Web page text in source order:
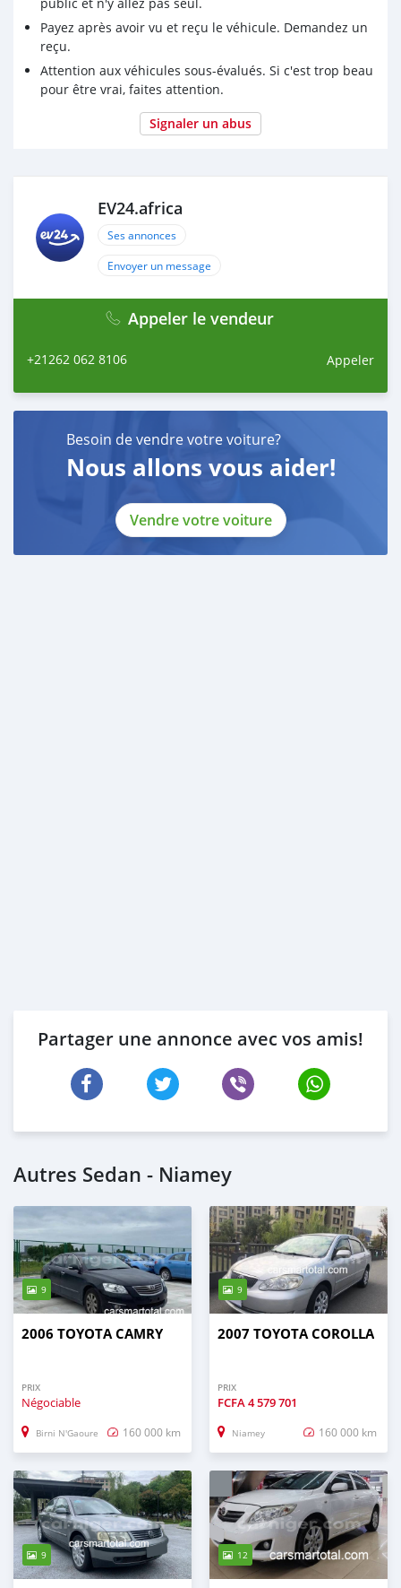
public et n'y allez pas seul.
Payez après avoir vu et reçu le véhicule. Demandez un
reçu.
Attention aux véhicules sous-évalués. Si c'est trop beau
pour être vrai, faites attention.
Signaler un abus
EV24.africa
Ses annonces
Envoyer un message
Appeler le vendeur
+21262 062 8106 Appeler
Besoin de vendre votre voiture?
Nous allons vous aider!
Vendre votre voiture
Partager une annonce avec vos amis!
Autres Sedan - Niamey
9
2006 TOYOTA CAMRY
PRIX
Négociable
Birni N'Gaoure 160 000 km
9
2007 TOYOTA COROLLA
PRIX
FCFA4 579 701
Niamey 160 000 km
9 12